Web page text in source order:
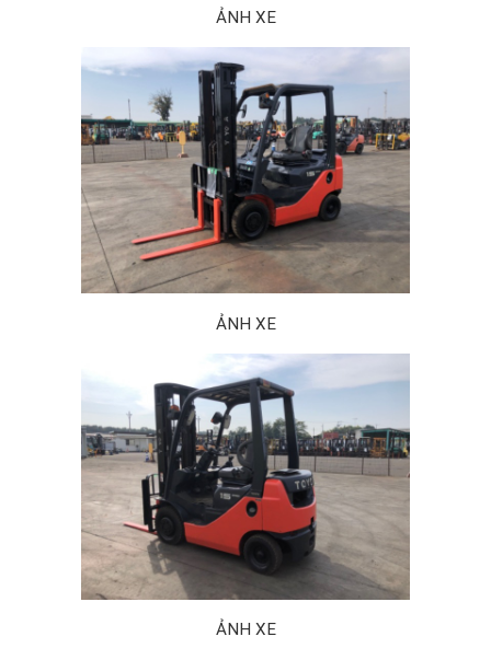
ẢNH XE
ẢNH XE
ẢNH XE